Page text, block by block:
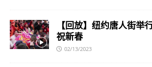
【回放】纽约唐人街举
祝新春
02/13/2023